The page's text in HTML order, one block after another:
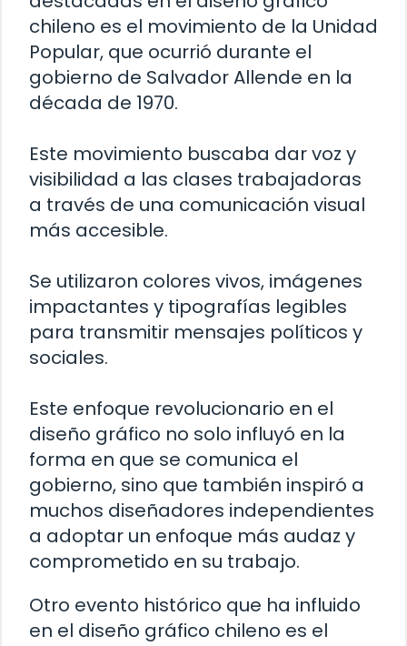
chileno es el movimiento de la Unidad
Popular, que ocurrió durante el
gobierno de Salvador Allende en la
década de 1970.
Este movimiento buscaba dar voz y
visibilidad a las clases trabajadoras
a través de una comunicación visual
más accesible.
Se utilizaron colores vivos, imágenes
impactantes y tipografías legibles
para transmitir mensajes políticos y
sociales.
Este enfoque revolucionario en el
diseño gráfico no solo influyó en la
forma en que se comunica el
gobierno, sino que también inspiró a
muchos diseñadores independientes
a adoptar un enfoque más audaz y
comprometido en su trabajo.
Otro evento histórico que ha influido
en el diseño gráfico chileno es el